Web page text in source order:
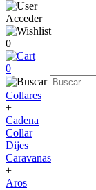
Acceder
0
0
Collares
+
Cadena
Collar
Dijes
Caravanas
+
Aros